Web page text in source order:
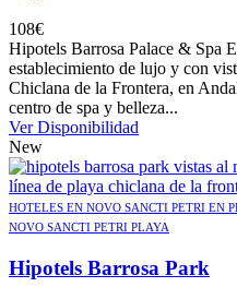
108€
Hipotels Barrosa Palace & Spa
establecimiento de lujo y con
Chiclana de la Frontera, en
centro de spa y belleza...
Ver Disponibilidad
New
HOTELES EN NOVO SANCTI PETRI EN
NOVO SANCTI PETRI PLAYA
Hipotels Barrosa Park